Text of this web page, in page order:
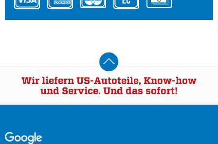
Wir liefern US-Autoteile, Know-how
und Service. Und das sofort!